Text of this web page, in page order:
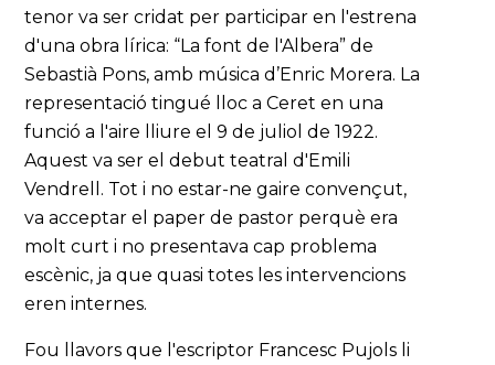
tenor va ser cridat per participar en l'estrena
d'una obra lírica: “La font de l'Albera” de
Sebastià Pons, amb música d’Enric Morera. La
representació tingué lloc a Ceret en una
funció a l'aire lliure el 9 de juliol de 1922.
Aquest va ser el debut teatral d'Emili
Vendrell. Tot i no estar-ne gaire convençut,
va acceptar el paper de pastor perquè era
molt curt i no presentava cap problema
escènic, ja que quasi totes les intervencions
eren internes.
Fou llavors que l'escriptor Francesc Pujols li